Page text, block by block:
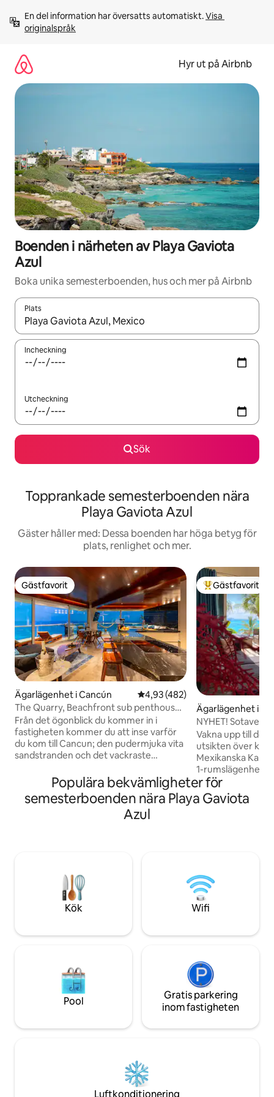
innehåll
En del information har översatts automatiskt. Visa
originalspråk
Hyr ut på Airbnb
Boenden i närheten av Playa Gaviota
Azul
Boka unika semesterboenden, hus och mer på Airbnb
Plats
När resultaten är tillgängliga kan du navigera med upp- och
Incheckning
Utcheckning
Sök
Topprankade semesterboenden nära
Playa Gaviota Azul
Gäster håller med: Dessa boenden har höga betyg för
plats, renlighet och mer.
Gästfavorit
Gästfavorit
Ägarlägenhet i Cancún 4,93 av 5 i genomsnittligt
4,93 (482)
The Quarry, Beachfront sub penthouse
150 m till klubbar
Från det ögonblick du kommer in i
fastigheten kommer du att inse varför
du kom till Cancun; den pudermjuka vita
sandstranden och det vackraste
kan se från den 180° panoramautsikt
som lägenheten erbjuder. Ingen detalj
sparades. Över 2 år ombyggnad av
denna unika fastighet. Endast 150 m till
oöverträffat i Cancun.
Populär
Gästfavorit
Ägarlägenhet i
NYHET!
HAVSUTSIKT
Vakna upp till
utsikten över
Mexikanska
1-rumslägenhet
bottenvåningen i
trappor/enkel
Yogamattor,
VARIERAR
KONTROLLERA
Populära bekvämligheter för
semesterboenden nära Playa Gaviota
Azul
Kök Wifi
Pool
Gratis parkering
inom fastigheten
Luftkonditionering